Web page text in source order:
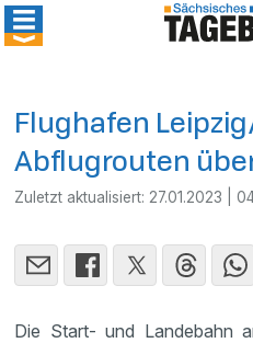
Flughafen
Abflugrouten
Zuletzt aktualisiert: 27.01.2023 |
Die Start- und Landebahn